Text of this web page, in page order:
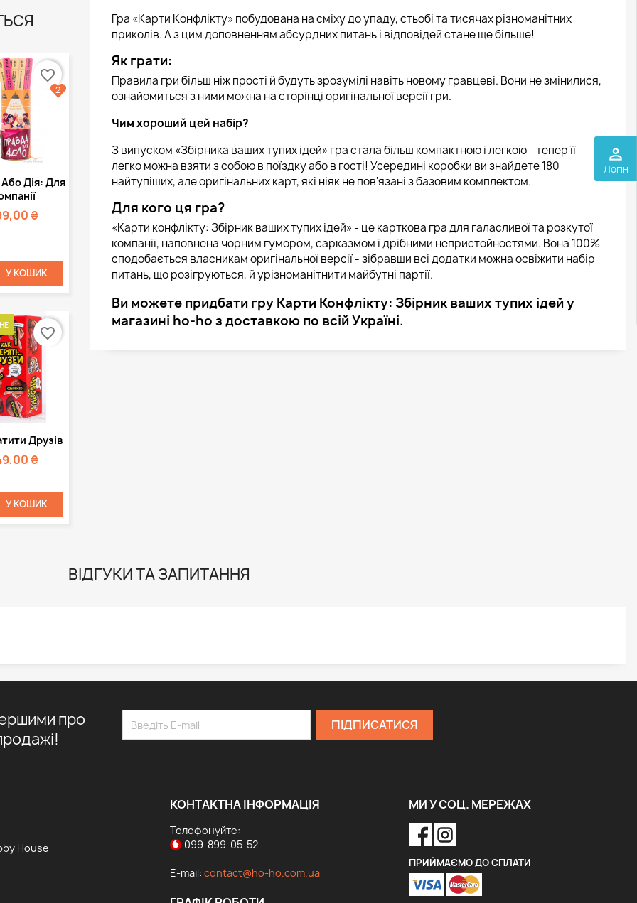
perm_identity
Логін
Дія: Для
₴
У КОШИК
favorite_border
2
Друзів
₴
У КОШИК
favorite_border
Гра «Карти Конфлікту» побудована на сміху до упаду, стьобі та тисячах різноманітних
приколів. А з цим доповненням абсурдних питань і відповідей стане ще більше!
Як грати:
Правила гри більш ніж прості й будуть зрозумілі навіть новому гравцеві. Вони не змінилися,
ознайомиться з ними можна на сторінці оригінальної версії гри.
Чим хороший цей набір?
З випуском «Збірника ваших тупих ідей» гра стала більш компактною і легкою - тепер її
легко можна взяти з собою в поїздку або в гості! Усередині коробки ви знайдете 180
найтупіших, але оригінальних карт, які ніяк не пов'язані з базовим комплектом.
Для кого ця гра?
«Карти конфлікту: Збірник ваших тупих ідей» - це карткова гра для галасливої ​​та розкутої
компанії, наповнена чорним гумором, сарказмом і дрібними непристойностями. Вона 100%
сподобається власникам оригінальної версії - зібравши всі додатки можна освіжити набір
питань, що розігруються, й урізноманітнити майбутні партії.
Ви можете придбати гру Карти Конфлікту: Збірник ваших тупих ідей у
магазині ho-ho з доставкою по всій Україні.
ВІДГУКИ ТА ЗАПИТАННЯ
про
House
КОНТАКТНА ІНФОРМАЦІЯ
Телефонуйте:
099-899-05-52
E-mail: contact@ho-ho.com.ua
МИ У СОЦ. МЕРЕЖАХ
ПРИЙМАЄМО ДО СПЛАТИ